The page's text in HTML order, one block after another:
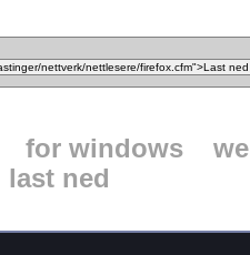
for windows
last ned